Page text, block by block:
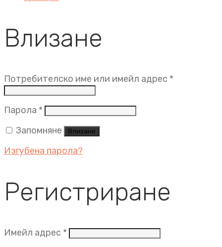
Влизане
Потребителско име или имейл адрес *
Парола * Задължително
Запомняне
Влизане
Изгубена парола?
Регистриране
Имейл адрес * Задължително